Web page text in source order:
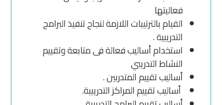
فعاليتها
القيام بالترتيبات اللازمة لنجاح تنفيذ البرامج
التدريبية .
استخدام أساليب فعالة فى متابعة وتقييم
النشاط التدريبي
أساليب تقييم المتدربين .
أساليب تقييم المراكز التدريبية.